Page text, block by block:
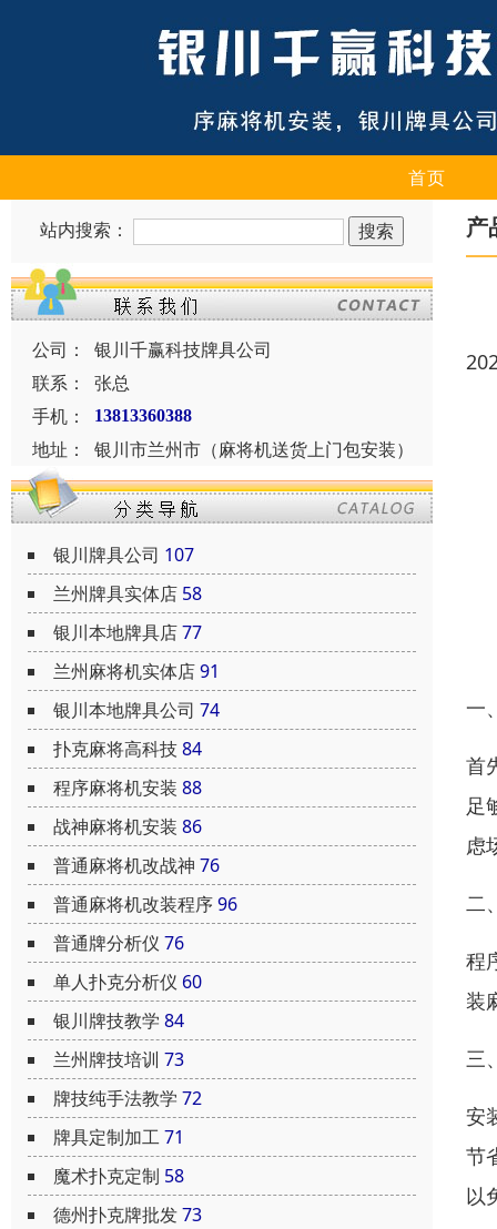
首页
站内搜索：
公司：
银川千赢科技牌具公司
联系：
张总
手机：
13813360388
地址： 银川市兰州市（麻将机送货上门包安装）
银川牌具公司 107
兰州牌具实体店 58
银川本地牌具店77
兰州麻将机实体店91
银川本地牌具公司 74
扑克麻将高科技84
程序麻将机安装 88
战神麻将机安装 86
普通麻将机改战神 76
普通麻将机改装程序96
普通牌分析仪 76
单人扑克分析仪 60
银川牌技教学 84
兰州牌技培训 73
牌技纯手法教学 72
牌具定制加工71
魔术扑克定制 58
德州扑克牌批发73
产
一
首
足
虑
二
程
装
三
安
节
以